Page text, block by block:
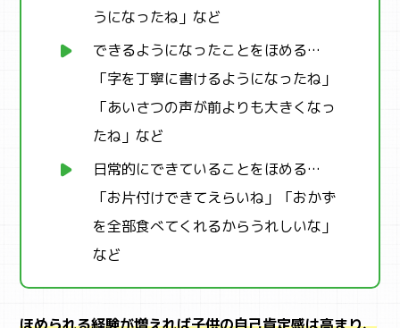
うになったね」など
できるようになったことをほめる…
「字を丁寧に書けるようになったね」
「あいさつの声が前よりも大きくなっ
たね」など
日常的にできていることをほめる…
「お片付けできてえらいね」「おかず
を全部食べてくれるからうれしいな」
など